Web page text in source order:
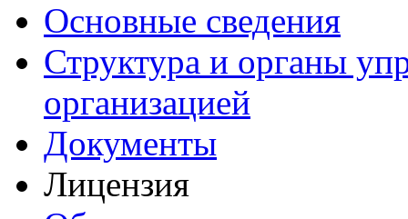
Основные сведения
Структура и органы
организацией
Документы
Лицензия